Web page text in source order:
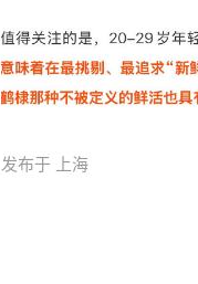
发布于 上海